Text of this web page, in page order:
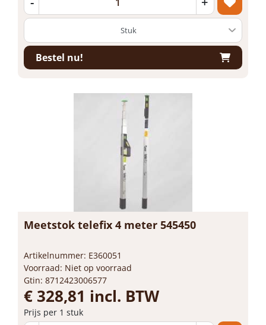
Bestel nu!
Meetstok telefix 4 meter 545450
Artikelnummer: E360051
Voorraad: Niet op voorraad
Gtin: 8712423006577
€ 328,81 incl. BTW
Prijs per 1 stuk